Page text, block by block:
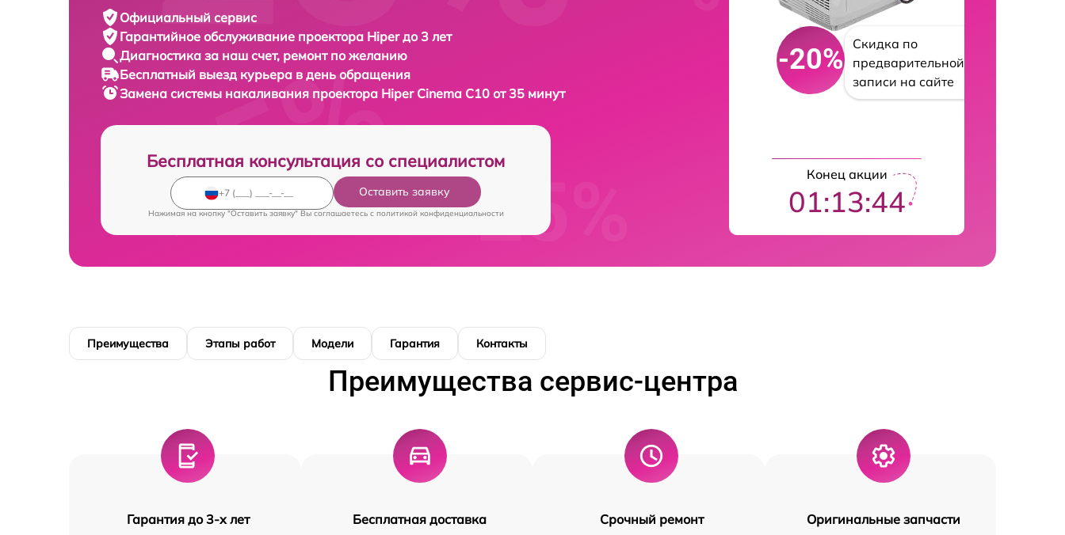
Официальный сервис
Гарантийное обслуживание проектора Hiper до 3 лет
Диагностика за наш счет, ремонт по желанию
Бесплатный выезд курьера в день обращения
Замена системы накаливания проектора Hiper Cinema C10 от 35 минут
Бесплатная консультация со специалистом
Оставить заявку
Нажимая на кнопку "Оставить заявку" Вы соглашаетесь c политикой конфиденциальности
-20%
Скидка по
предварительной
записи на сайте
Конец акции
01:13:43
Преимущества Этапы работ Модели Гарантия Контакты
Преимущества сервис-центра
Гарантия до 3-х лет Бесплатная доставка Срочный ремонт Оригинальные запчасти